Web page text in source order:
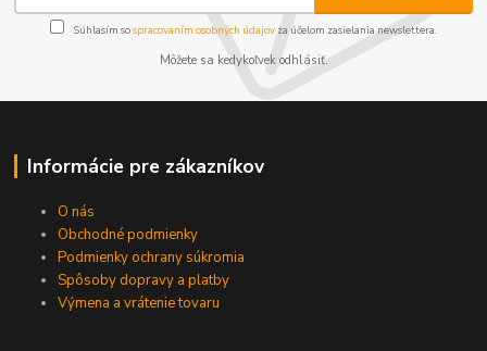
Súhlasím sospracovaním osobných údajov za účelom zasielania newslettera.
Môžete sa kedykoľvek odhlásiť.
Informácie pre zákazníkov
O nás
Obchodné podmienky
Podmienky ochrany súkromia
Spôsoby dopravy a platby
Výmena a vrátenie tovaru